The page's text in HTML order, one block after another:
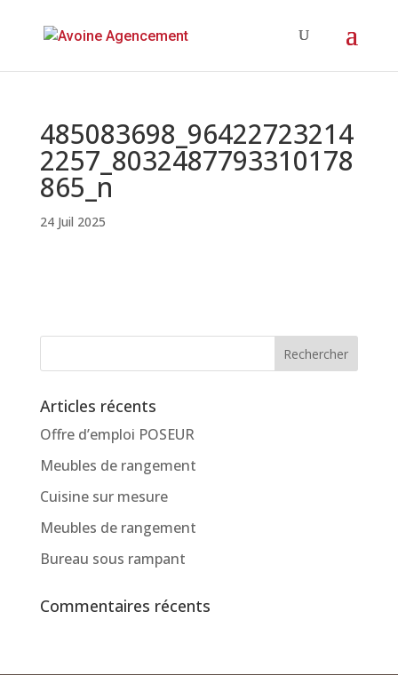
485083698_96422723214
2257_8032487793310178
865_n
24 Juil 2025
Articles récents
Offre d’emploi POSEUR
Meubles de rangement
Cuisine sur mesure
Meubles de rangement
Bureau sous rampant
Commentaires récents